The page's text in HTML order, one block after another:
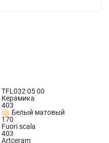
TFL032 05 00
Керамика
403
Белый матовый
170
Fuori scala
403
Artceram